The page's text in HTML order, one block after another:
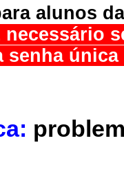
alunos